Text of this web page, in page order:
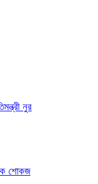
নুর
শোকজ